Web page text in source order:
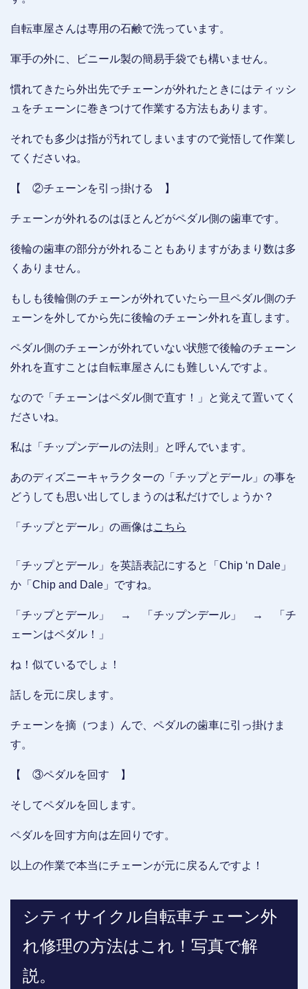
自転車屋さんは専用の石鹸で洗っています。
軍手の外に、ビニール製の簡易手袋でも構いません。
慣れてきたら外出先でチェーンが外れたときにはティッシ
ュをチェーンに巻きつけて作業する方法もあります。
それでも多少は指が汚れてしまいますので覚悟して作業し
てくださいね。
【 ②チェーンを引っ掛ける 】
チェーンが外れるのはほとんどがペダル側の歯車です。
後輪の歯車の部分が外れることもありますがあまり数は多
くありません。
もしも後輪側のチェーンが外れていたら一旦ペダル側のチ
ェーンを外してから先に後輪のチェーン外れを直します。
ペダル側のチェーンが外れていない状態で後輪のチェーン
外れを直すことは自転車屋さんにも難しいんですよ。
なので「チェーンはペダル側で直す！」と覚えて置いてく
ださいね。
私は「チップンデールの法則」と呼んでいます。
あのディズニーキャラクターの「チップとデール」の事を
どうしても思い出してしまうのは私だけでしょうか？
「チップとデール」の画像はこちら
「チップとデール」を英語表記にすると「Chip ‘n Dale」
か「Chip and Dale」ですね。
「チップとデール」 → 「チップンデール」 → 「チ
ェーンはペダル！」
ね！似ているでしょ！
話しを元に戻します。
チェーンを摘（つま）んで、ペダルの歯車に引っ掛けま
す。
【 ③ペダルを回す 】
そしてペダルを回します。
ペダルを回す方向は左回りです。
以上の作業で本当にチェーンが元に戻るんですよ！
シティサイクル自転車チェーン外
れ修理の方法はこれ！写真で解
説。